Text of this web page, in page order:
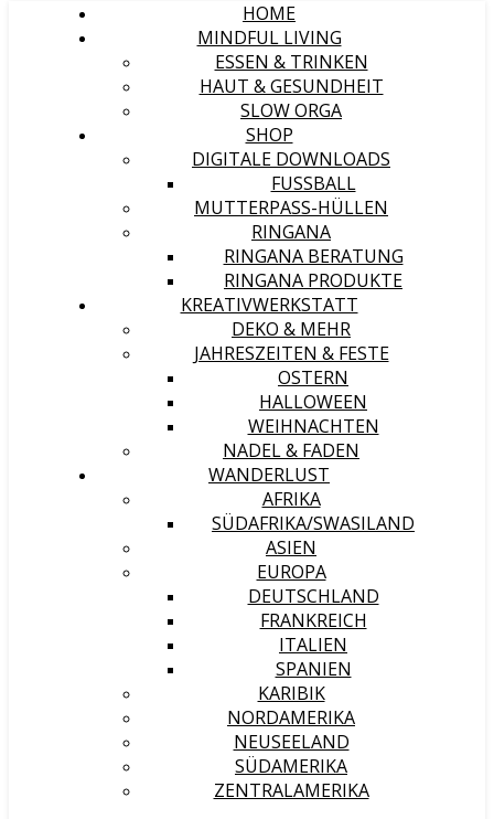
HOME
MINDFUL LIVING
ESSEN & TRINKEN
HAUT & GESUNDHEIT
SLOW ORGA
SHOP
DIGITALE DOWNLOADS
FUSSBALL
MUTTERPASS-HÜLLEN
RINGANA
RINGANA BERATUNG
RINGANA PRODUKTE
KREATIVWERKSTATT
DEKO & MEHR
JAHRESZEITEN & FESTE
OSTERN
HALLOWEEN
WEIHNACHTEN
NADEL & FADEN
WANDERLUST
AFRIKA
SÜDAFRIKA/SWASILAND
ASIEN
EUROPA
DEUTSCHLAND
FRANKREICH
ITALIEN
SPANIEN
KARIBIK
NORDAMERIKA
NEUSEELAND
SÜDAMERIKA
ZENTRALAMERIKA